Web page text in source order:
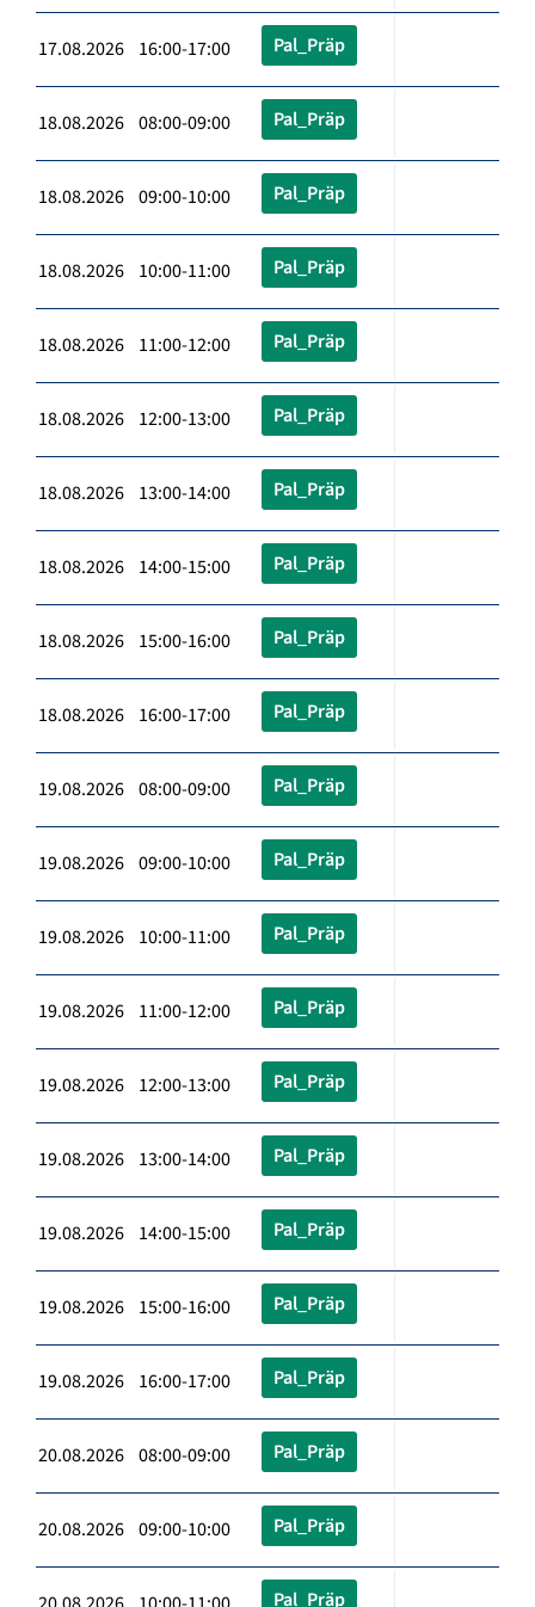
17.08.2026 16:00-17:00 Pal_Präp
18.08.2026 08:00-09:00 Pal_Präp
18.08.2026 09:00-10:00 Pal_Präp
18.08.2026 10:00-11:00 Pal_Präp
18.08.2026 11:00-12:00 Pal_Präp
18.08.2026 12:00-13:00 Pal_Präp
18.08.2026 13:00-14:00 Pal_Präp
18.08.2026 14:00-15:00 Pal_Präp
18.08.2026 15:00-16:00 Pal_Präp
18.08.2026 16:00-17:00 Pal_Präp
19.08.2026 08:00-09:00 Pal_Präp
19.08.2026 09:00-10:00 Pal_Präp
19.08.2026 10:00-11:00 Pal_Präp
19.08.2026 11:00-12:00 Pal_Präp
19.08.2026 12:00-13:00 Pal_Präp
19.08.2026 13:00-14:00 Pal_Präp
19.08.2026 14:00-15:00 Pal_Präp
19.08.2026 15:00-16:00 Pal_Präp
19.08.2026 16:00-17:00 Pal_Präp
20.08.2026 08:00-09:00 Pal_Präp
20.08.2026 09:00-10:00 Pal_Präp
Pal_Präp